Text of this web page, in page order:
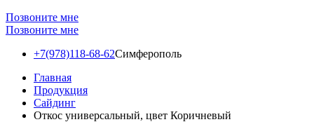
Позвоните мне
Позвоните мне
+7(978)118-68-62Симферополь
Главная
Продукция
Сайдинг
Откос универсальный, цвет Коричневый